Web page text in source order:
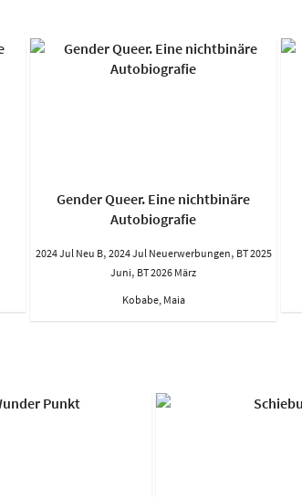
Gender Queer. Eine nichtbinäre
Autobiografie
2024 Jul Neu B, 2024 Jul Neuerwerbungen, BT 2025
Juni, BT 2026 März
Kobabe, Maia